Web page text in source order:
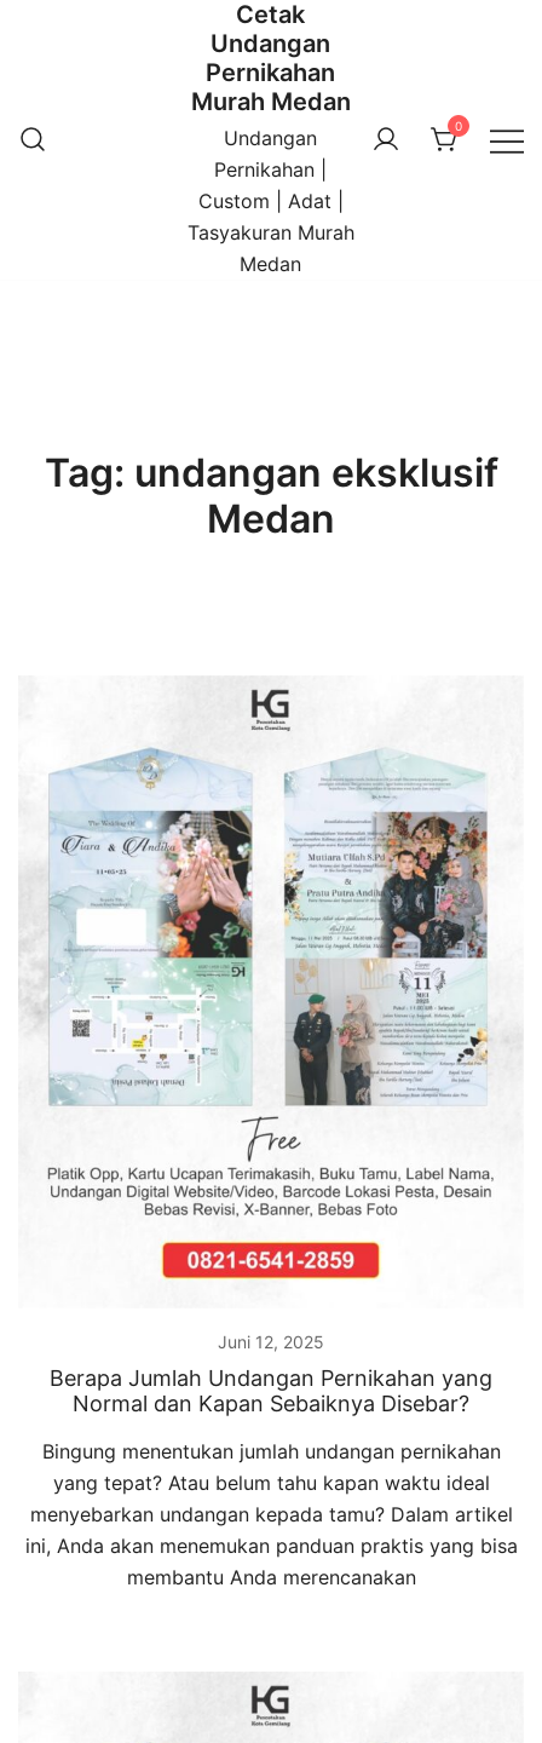
Cetak
Undangan
Pernikahan
Murah Medan
Undangan
Pernikahan |
Custom | Adat |
Tasyakuran Murah
Medan
0
Tag: undangan eksklusif
Medan
Juni 12, 2025
Berapa Jumlah Undangan Pernikahan yang
Normal dan Kapan Sebaiknya Disebar?
Bingung menentukan jumlah undangan pernikahan
yang tepat? Atau belum tahu kapan waktu ideal
menyebarkan undangan kepada tamu? Dalam artikel
ini, Anda akan menemukan panduan praktis yang bisa
membantu Anda merencanakan